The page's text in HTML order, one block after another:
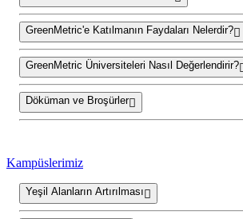
GreenMetric'e Katılmanın Faydaları Nelerdir?
GreenMetric Üniversiteleri Nasıl Değerlendirir?
Döküman ve Broşürler
Kampüslerimiz
Yeşil Alanların Artırılması